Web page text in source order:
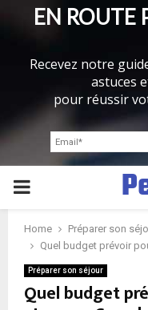
P
RHome
Préparer son
Quel budget prévoir
Préparer son séjour
Quel budget
EN ROUTE
Recevez notre
astuces
pour réussir